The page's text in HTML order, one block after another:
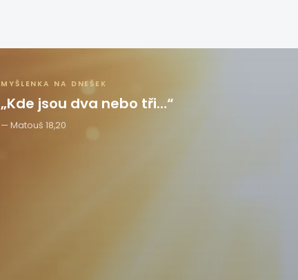
MYŠLENKA NA DNEŠEK
„Kde jsou dva nebo tři…“
Matouš 18,20